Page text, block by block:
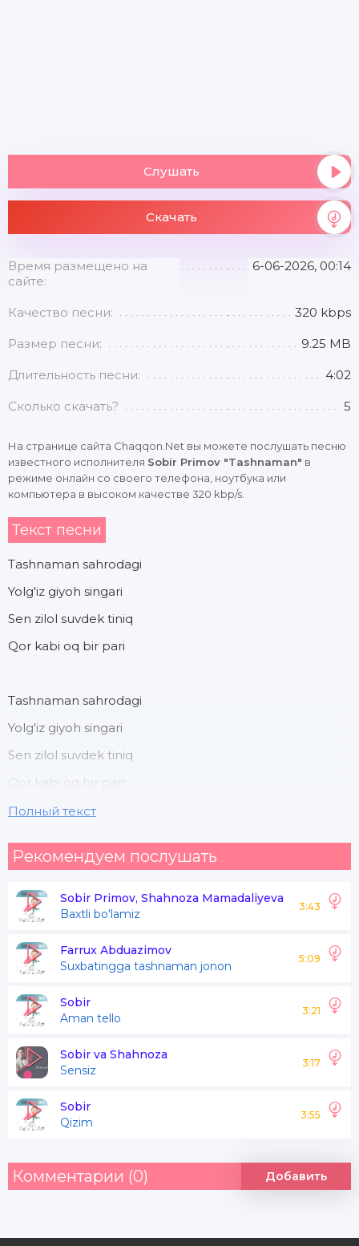
Слушать
Скачать
Время размещено на
сайте:
6-06-2026, 00:14
Качество песни: 320 kbps
Размер песни: 9.25 MB
Длительность песни: 4:02
Сколько скачать? 5
На странице сайта Chaqqon.Net вы можете послушать песню
известного исполнителя Sobir Primov "Tashnaman" в
режиме онлайн со своего телефона, ноутбука или
компьютера в высоком качестве 320 kbp/s.
Текст песни
Tashnaman sahrodagi
Yolg'iz giyoh singari
Sen zilol suvdek tiniq
Qor kabi oq bir pari
Tashnaman sahrodagi
Yolg'iz giyoh singari
Sen zilol suvdek tiniq
Qor kabi oq bir pari
Dardlarimni so'rgani
Yo'llaringa termulib
So'ndi ko'ziming gavhari
Hayolim og'ushida
Sen o'zing eding
Ko'zlarim yoshlarida
Yig'ilgan dengiz eding
Yosh boshimga shunchalar
Sen eding sen eding
Полный текст
Рекомендуем послушать
Sobir Primov, Shahnoza Mamadaliyeva
Baxtli bo'lamiz
3:43
Farrux Abduazimov
Suxbatingga tashnaman jonon
5:09
Sobir
Aman tello
3:21
Sobir va Shahnoza
Sensiz
3:17
Sobir
Qizim
3:55
Комментарии (0) Добавить